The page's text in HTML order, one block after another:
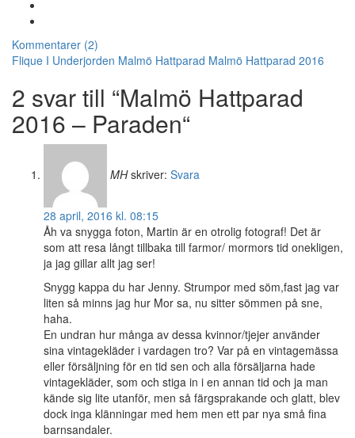
Kommentarer (2)
Flique I Underjorden Malmö Hattparad Malmö Hattparad 2016
2 svar till “Malmö Hattparad
2016 – Paraden“
MH skriver: Svara
28 april, 2016 kl. 08:15
Åh va snygga foton, Martin är en otrolig fotograf! Det är
som att resa långt tillbaka till farmor/ mormors tid onekligen,
ja jag gillar allt jag ser!
Snygg kappa du har Jenny. Strumpor med söm,fast jag var
liten så minns jag hur Mor sa, nu sitter sömmen på sne,
haha.
En undran hur många av dessa kvinnor/tjejer använder
sina vintagekläder i vardagen tro? Var på en vintagemässa
eller försäljning för en tid sen och alla försäljarna hade
vintagekläder, som och stiga in i en annan tid och ja man
kände sig lite utanför, men så färgsprakande och glatt, blev
dock inga klänningar med hem men ett par nya små fina
barnsandaler.